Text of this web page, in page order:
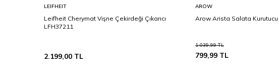
LEIFHEIT
Leifheit Cherymat Vişne Çekirdeği Çıkarıcı
LFH37211
2.199,00 TL
AROW
Arow Arista Salata Kurutucu
1.039,99TL
799,99 TL